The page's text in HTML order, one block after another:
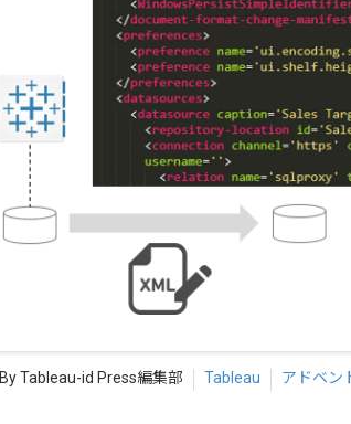
By Tableau-id Press編集部 Tableau アドベン